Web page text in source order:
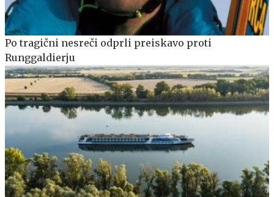
Po tragični nesreči odprli preiskavo proti
Runggaldierju